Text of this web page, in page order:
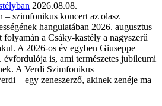
2026.08.08.
– szimfonikus koncert az olasz
hangulatában 2026. augusztus
folyamán a Csáky-kastély a nagyszerű
A 2026-os év egyben Giuseppe
évfordulója is, ami természetes jubileumi
A Verdi Szimfonikus
– egy zeneszerző, akinek zenéje ma